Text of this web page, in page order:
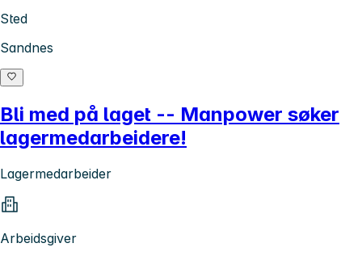
Sted
Sandnes
Bli med på laget -- Manpower søker
lagermedarbeidere!
Lagermedarbeider
Arbeidsgiver